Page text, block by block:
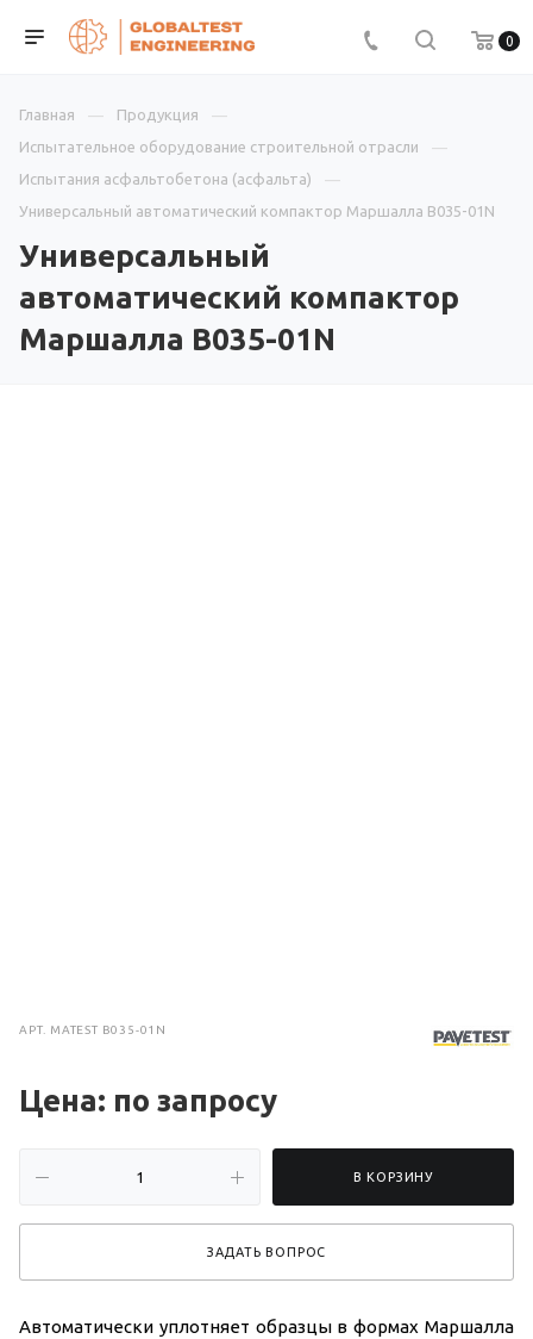
0
Главная
Продукция
Испытательное оборудование строительной отрасли
Испытания асфальтобетона (асфальта)
Универсальный автоматический компактор Маршалла B035-01N
Универсальный
автоматический компактор
Маршалла B035-01N
АРТ. MATEST B035-01N
Цена: по запросу
В КОРЗИНУ
ЗАДАТЬ ВОПРОС
Автоматически уплотняет образцы в формах Маршалла